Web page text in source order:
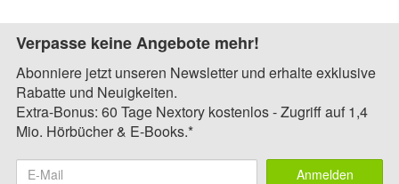
Verpasse keine Angebote mehr!
Abonniere jetzt unseren Newsletter und erhalte exklusive
Rabatte und Neuigkeiten.
Extra-Bonus: 60 Tage Nextory kostenlos - Zugriff auf 1,4
Mio. Hörbücher & E-Books.*
Anmelden